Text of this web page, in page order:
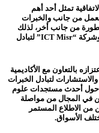
تمثل أحد أهم
من جانب والخبرات
من جانب أخر، لذلك
كان لابد من التعاون المشترك بين الأكاديمية وشركة “ICT Misr” لتبادل
بالتعاون مع الأكاديمية
والاستشارات لتبادل الخبرات
حول أحدث مستجدات علوم
في المجال من مواصلة
من الاطلاع المستمر
الأسواق.